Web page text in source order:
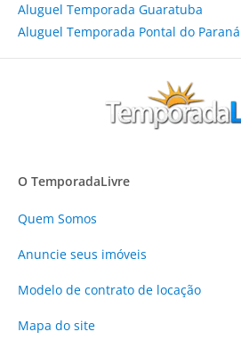
Aluguel Temporada Guaratuba
Aluguel Temporada Pontal do Paraná
O TemporadaLivre
Quem Somos
Anuncie seus imóveis
Modelo de contrato de locação
Mapa do site